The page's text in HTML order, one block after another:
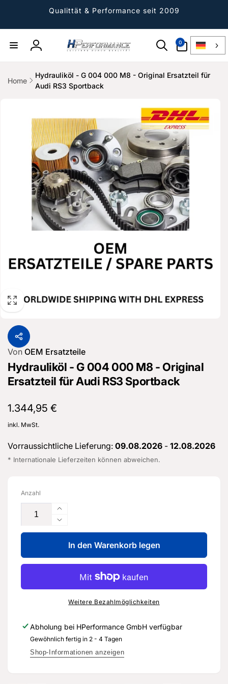
Qualittät & Performance seit 2009
Einloggen
0
Artikel
Home
Hydrauliköl - G 004 000 M8 - Original Ersatzteil für
Audi RS3 Sportback
Von OEM Ersatzteile
Hydrauliköl - G 004 000 M8 - Original
Ersatzteil für Audi RS3 Sportback
Normaler
Preis
1.344,95 €
inkl. MwSt.
Vorraussichtliche Lieferung: 09.08.2026 - 12.08.2026
* Internationale Lieferzeiten können abweichen.
Anzahl
Erhöhe
die
Menge
für
Hydrauliköl
-
004
000
Original
Ersatzteil
für
Verringere
die
Menge
für
Hydrauliköl
G
004
-
Original
Ersatzteil
In den Warenkorb legen
Weitere Bezahlmöglichkeiten
Abholung bei HPerformance GmbH verfügbar
Gewöhnlich fertig in 2 - 4 Tagen
Shop-Informationen anzeigen